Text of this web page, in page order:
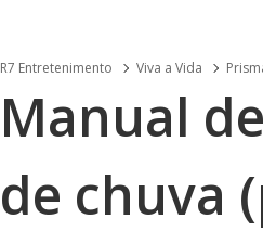
R7 Entretenimento Viva a Vida
Manual
de chuva